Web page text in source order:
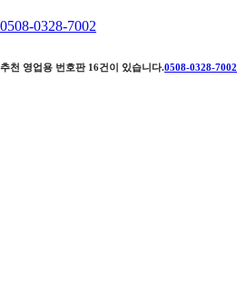
0508-0328-7002
추천 영업용 번호판 16건이 있습니다.0508-0328-7002